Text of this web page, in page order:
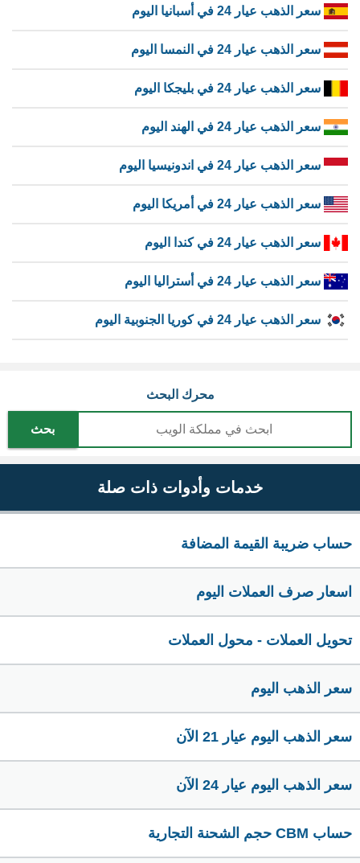
سعر الذهب عيار 24 في أسبانيا اليوم
سعر الذهب عيار 24 في النمسا اليوم
سعر الذهب عيار 24 في بليجكا اليوم
سعر الذهب عيار 24 في الهند اليوم
سعر الذهب عيار 24 في اندونيسيا اليوم
سعر الذهب عيار 24 في أمريكا اليوم
سعر الذهب عيار 24 في كندا اليوم
سعر الذهب عيار 24 في أستراليا اليوم
سعر الذهب عيار 24 في كوريا الجنوبية اليوم
محرك البحث
بحث
خدمات وأدوات ذات صلة
حساب ضريبة القيمة المضافة
اسعار صرف العملات اليوم
تحويل العملات - محول العملات
سعر الذهب اليوم
سعر الذهب اليوم عيار 21 الآن
سعر الذهب اليوم عيار 24 الآن
حساب CBM حجم الشحنة التجارية